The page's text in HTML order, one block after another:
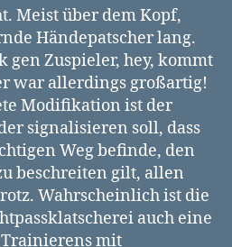
Meist über dem Kopf,
Händepatscher lang.
gen Zuspieler, hey, kommt
war allerdings großartig!
Modifikation ist der
signalisieren soll, dass
Weg befinde, den
beschreiten gilt, allen
Wahrscheinlich ist die
auch eine
mit